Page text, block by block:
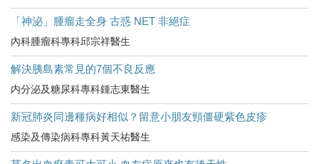
「神泌」腫瘤走全身 古惑 NET 非絕症
內科腫瘤科專科邱宗祥醫生
解決胰島素常見的7個不良反應
内分泌及糖尿科專科鍾志東醫生
新冠肺炎同邊種病好相似？留意小朋友頸僵硬紫色皮疹
感染及傳染病科專科黃天祐醫生